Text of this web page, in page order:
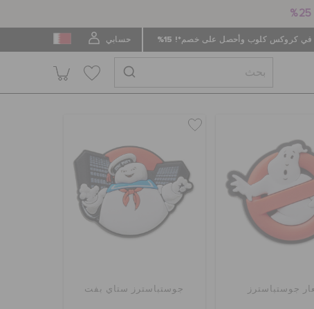
كروكس كلوب وأحصل على خصم*! 15% حسابي
جوستباسترز جوستباسترز ستاي بفت